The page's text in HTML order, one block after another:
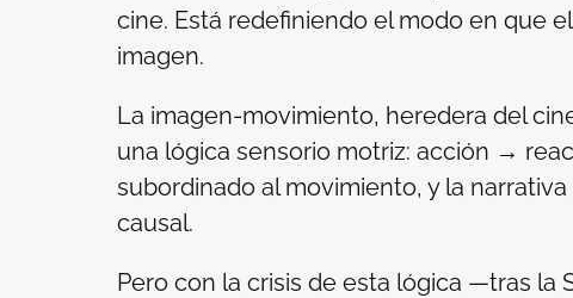
cine. Está redefiniendo el modo en que
imagen.
La imagen-movimiento, heredera del
una lógica sensorio motriz: acción →
subordinado al movimiento, y la
causal.
Pero con la crisis de esta lógica —tras la